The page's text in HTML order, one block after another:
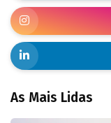
As Mais Lidas